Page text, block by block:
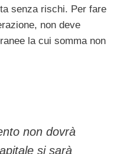
senza rischi. Per fare
non deve
la cui somma non
non dovrà
si sarà